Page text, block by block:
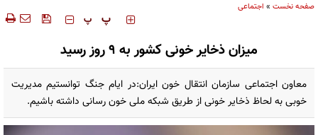
صفحه نخست » اجتماعی
‍‍‍ پ پ
میزان ذخایر خونی کشور به ۹ روز رسید
معاون اجتماعی سازمان انتقال خون ایران:در ایام جنگ توانستیم مدیریت
خوبی به لحاظ ذخایر خونی از طریق شبکه ملی خون رسانی داشته باشیم.